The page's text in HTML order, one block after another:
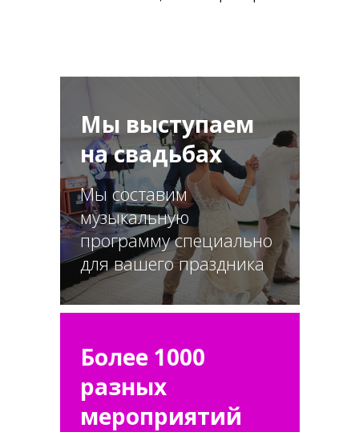
Мы выступаем
на свадьбах
Мы составим
музыкальную
программу специально
для вашего праздника
Более 1000
разных
мероприятий